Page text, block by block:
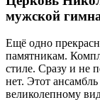
мужской
Ещё одно
памятникам.
стиле. Сразу и не
нет. Этот
великолепному